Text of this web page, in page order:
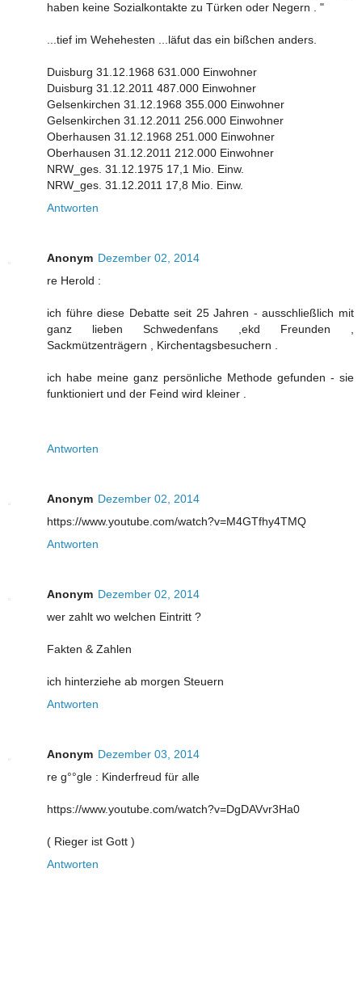
haben keine Sozialkontakte zu Türken oder Negern . "
...tief im Wehehesten ...läfut das ein bißchen anders.
Duisburg 31.12.1968 631.000 Einwohner
Duisburg 31.12.2011 487.000 Einwohner
Gelsenkirchen 31.12.1968 355.000 Einwohner
Gelsenkirchen 31.12.2011 256.000 Einwohner
Oberhausen 31.12.1968 251.000 Einwohner
Oberhausen 31.12.2011 212.000 Einwohner
NRW_ges. 31.12.1975 17,1 Mio. Einw.
NRW_ges. 31.12.2011 17,8 Mio. Einw.
Antworten
Anonym Dezember 02, 2014
re Herold :
ich führe diese Debatte seit 25 Jahren - ausschließlich mit
ganz lieben Schwedenfans ,ekd Freunden ,
Sackmützenträgern , Kirchentagsbesuchern .
ich habe meine ganz persönliche Methode gefunden - sie
funktioniert und der Feind wird kleiner .
Antworten
Anonym Dezember 02, 2014
https://www.youtube.com/watch?v=M4GTfhy4TMQ
Antworten
Anonym Dezember 02, 2014
wer zahlt wo welchen Eintritt ?
Fakten & Zahlen
ich hinterziehe ab morgen Steuern
Antworten
Anonym Dezember 03, 2014
re g°°gle : Kinderfreud für alle
https://www.youtube.com/watch?v=DgDAVvr3Ha0
( Rieger ist Gott )
Antworten